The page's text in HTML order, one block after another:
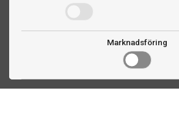
Marknadsföring